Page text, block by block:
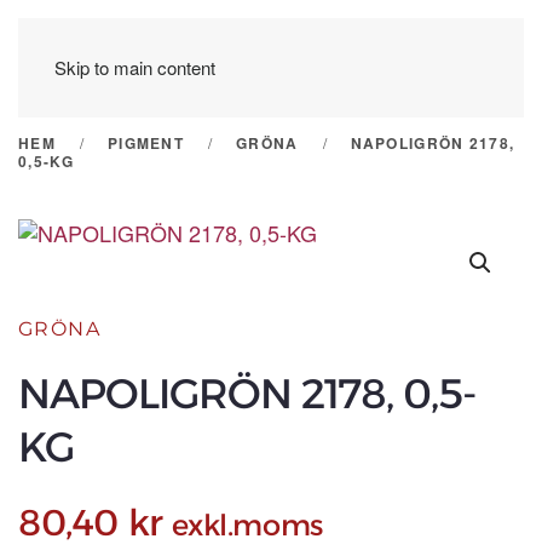
Skip to main content
HEM PIGMENT GRÖNA
NAPOLIGRÖN 2178,
0,5-KG
GRÖNA
NAPOLIGRÖN 2178, 0,5-
KG
80,40 kr exkl.moms